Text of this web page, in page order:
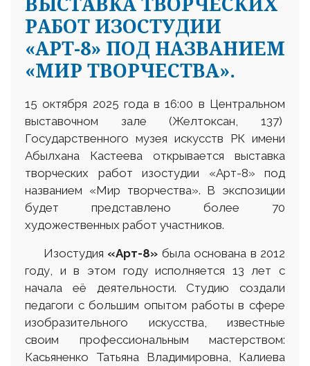
РАБОТ ИЗОСТУДИИ
«АРТ-8» ПОД НАЗВАНИЕМ
«МИР ТВОРЧЕСТВА».
15 октября 2025 года в 16:00 в Центральном
выставочном зале (Желтоксан, 137)
Государственного музея искусств РК имени
Абылхана Кастеева открывается выставка
творческих работ изостудии «Арт-8» под
названием «Мир творчества». В экспозиции
будет представлено более 70
художественных работ участников.
Изостудия «Арт-8» была основана в 2012
году, и в этом году исполняется 13 лет с
начала её деятельности. Студию создали
педагоги с большим опытом работы в сфере
изобразительного искусства, известные
своим профессиональным мастерством:
Касьяненко Татьяна Владимировна, Калиева